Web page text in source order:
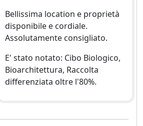
Bellissima location e proprietà
disponibile e cordiale.
Assolutamente consigliato.
E' stato notato: Cibo Biologico,
Bioarchitettura, Raccolta
differenziata oltre l'80%.